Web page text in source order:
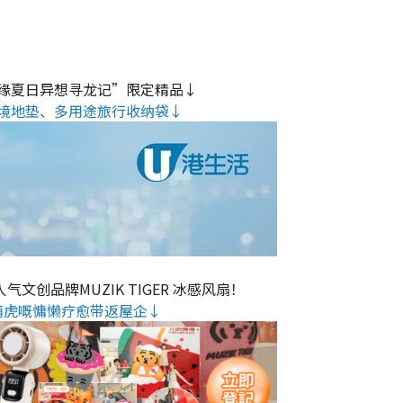
日异想寻龙记”限定精品↓
地垫、多用途旅行收纳袋↓
文创品牌MUZIK TIGER 冰感风扇！
嘅慵懒疗愈带返屋企↓